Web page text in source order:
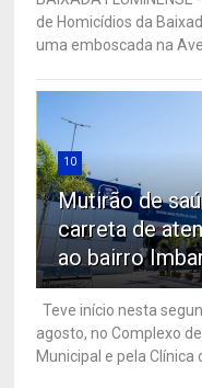
de Homicídios da
uma emboscada na
10
Mutirão de
carreta de
ao bairro
Teve início nesta
agosto, no Complexo
Municipal e pela Clínica